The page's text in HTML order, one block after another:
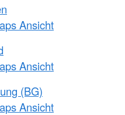
Ansicht
Ansicht
(BG)
Ansicht